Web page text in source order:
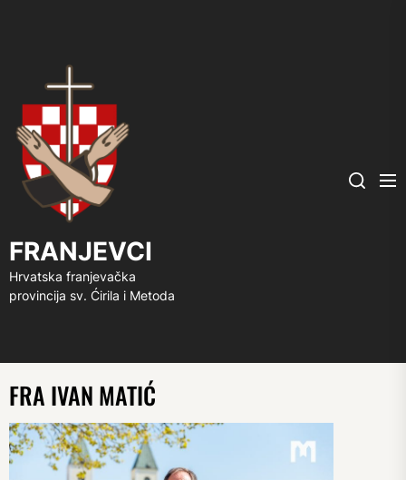
FRANJEVCI
Hrvatska franjevačka
provincija sv. Ćirila i Metoda
Search
FRA IVAN MATIĆ